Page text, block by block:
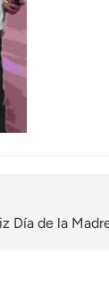
Día de la